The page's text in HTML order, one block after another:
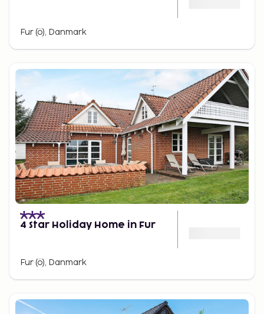
Fur (ö), Danmark
4 Star Holiday Home in Fur
Fur (ö), Danmark